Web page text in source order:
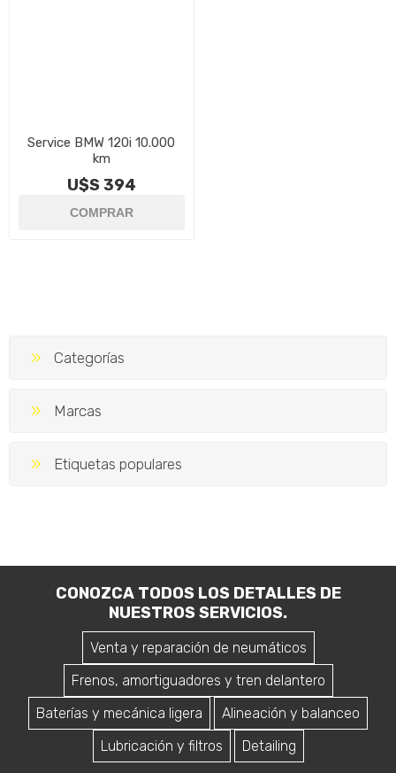
Service BMW 120i 10.000
km
U$S 394
Categorías
Marcas
Etiquetas populares
CONOZCA TODOS LOS DETALLES DE
NUESTROS SERVICIOS.
Venta y reparación de neumáticos
Frenos, amortiguadores y tren delantero
Baterías y mecánica ligera
Alineación y balanceo
Lubricación y filtros
Detailing